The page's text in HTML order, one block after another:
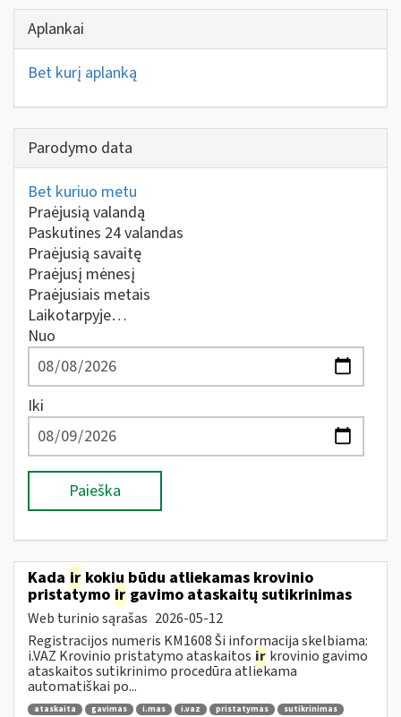
Aplankai
Bet kurį aplanką
Parodymo data
Bet kuriuo metu
Praėjusią valandą
Paskutines 24 valandas
Praėjusią savaitę
Praėjusį mėnesį
Praėjusiais metais
Laikotarpyje…
Nuo
Iki
Paieška
Kada ir kokiu būdu atliekamas krovinio
pristatymo ir gavimo ataskaitų sutikrinimas
Web turinio sąrašas 2026-05-12
Registracijos numeris KM1608 Ši informacija skelbiama:
i.VAZ Krovinio pristatymo ataskaitos ir krovinio gavimo
ataskaitos sutikrinimo procedūra atliekama
automatiškai po...
ataskaita gavimas i.mas i.vaz pristatymas
sutikrinimas